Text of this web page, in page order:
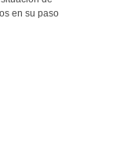
en su paso